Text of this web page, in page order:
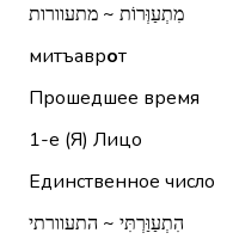
מִתְעַוְּרוֹת ~ מתעוורות
митъаврот
Прошедшее время
1-е (Я) Лицо
Единственное число
הִתְעַוַּרְתִּי ~ התעוורתי